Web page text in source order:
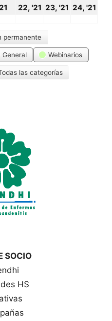
21
2021
22, '21 22
2021
23, '21 23
24, '21
permanente
General Webinarios
las categorías
SOCIO
HS